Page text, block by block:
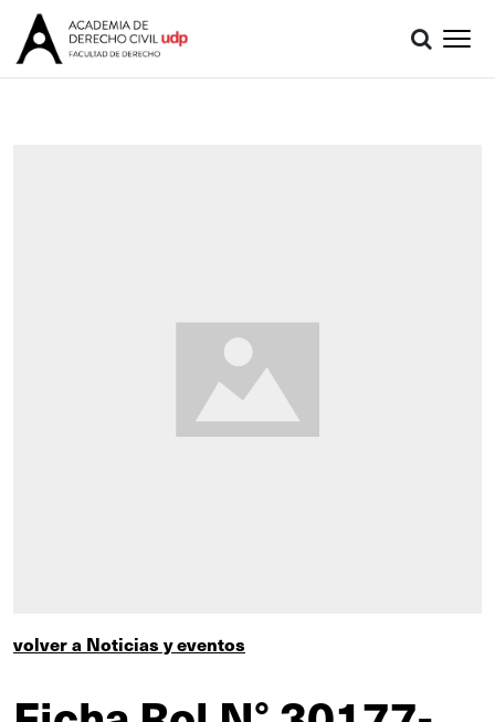
volver a Noticias y eventos